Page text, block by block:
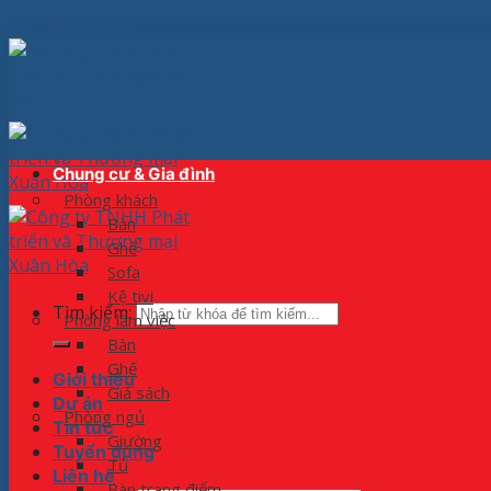
Tìm kiếm:
Giới thiệu
Dự án
Tin tức
Tuyển dụng
Liên hệ
Chung cư & Gia đình
Phòng khách
Bàn
Ghế
Sofa
Kệ tivi
Phòng làm việc
Bàn
Ghế
Giá sách
Phòng ngủ
Giường
Tủ